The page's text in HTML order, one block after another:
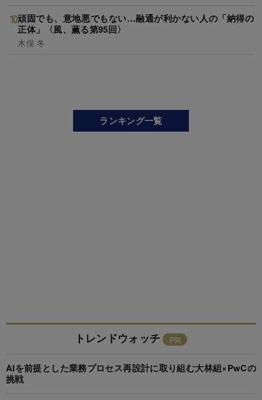
頑固でも、意地悪でもない…融通が利かない人の「納得の
正体」〈風、薫る第95回〉
木俣 冬
ランキング一覧
トレンドウォッチ
AIを前提とした業務プロセス再設計に取り組む大林組×PwCの
挑戦